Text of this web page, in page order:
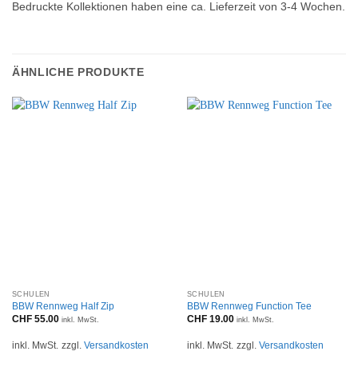
Bedruckte Kollektionen haben eine ca. Lieferzeit von 3-4 Wochen.
ÄHNLICHE PRODUKTE
SCHULEN
BBW Rennweg Half Zip
CHF55.00 inkl. MwSt.
inkl. MwSt. zzgl. Versandkosten
SCHULEN
BBW Rennweg Function Tee
CHF19.00 inkl. MwSt.
inkl. MwSt. zzgl. Versandkosten